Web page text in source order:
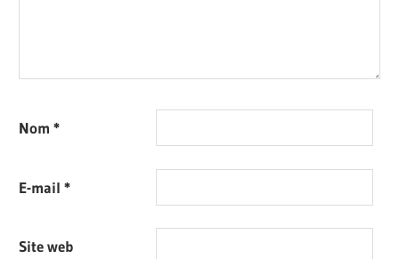
Nom*
E-mail*
Site web